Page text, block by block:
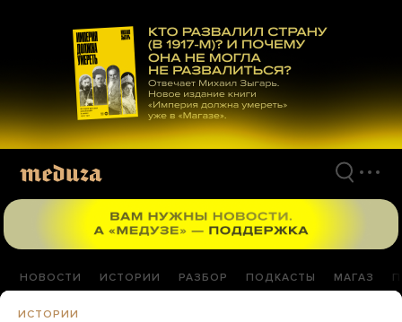
материалам
НОВОСТИ ИСТОРИИ РАЗБОР ПОДКАСТЫ МАГАЗ
ИСТОРИИ